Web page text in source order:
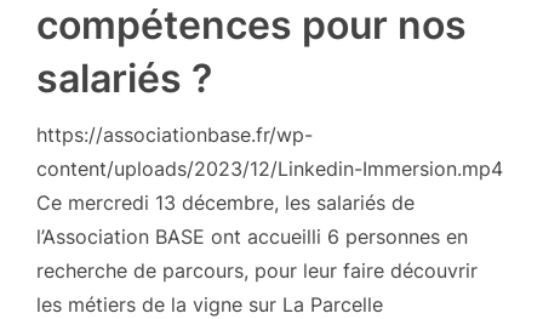
compétences pour nos
salariés ?
https://associationbase.fr/wp-
content/uploads/2023/12/Linkedin-Immersion.mp4
Ce mercredi 13 décembre, les salariés de
l’Association BASE ont accueilli 6 personnes en
recherche de parcours, pour leur faire découvrir
les métiers de la vigne sur La Parcelle